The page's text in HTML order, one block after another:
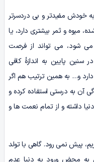
خودش مفیدتر و بی‌ دردسرتر
میوه و ثمر بیشتری دارد، یا
می‌ شود، می‌ تواند از فرصت
سنین پایین به اندازۀ کافی
و… به همین ترتیب هم اگر
آن به درستی استفاده کرده و
داشته و از تمام نعمت‌ ها و
پیش نمی‌ رود. گاهی با تولد
به محض ورود به دنیا عدم